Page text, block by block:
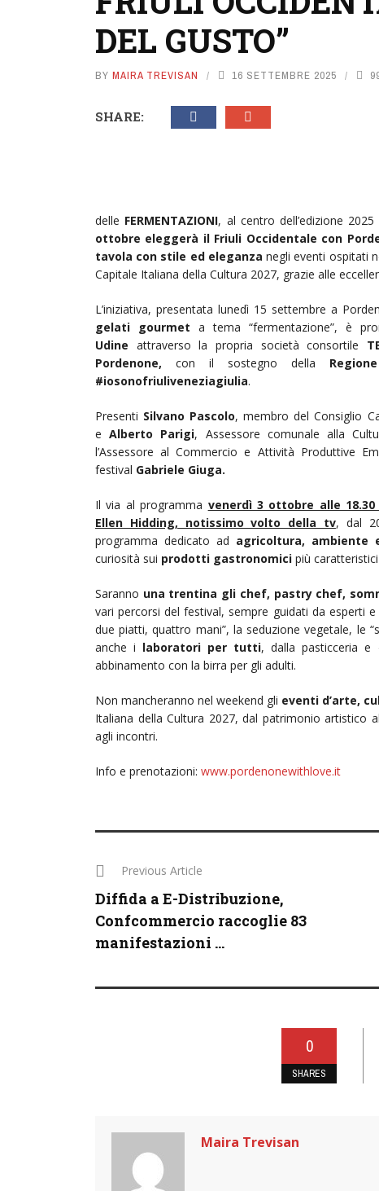
DEL GUSTO”
BY MAIRA TREVISAN 16 SETTEMBRE 2025
SHARE:
delle FERMENTAZIONI, al centro dell’edizione 2025
ottobre eleggerà il Friuli Occidentale con
tavola con stile ed eleganza negli eventi ospitati
Capitale Italiana della Cultura 2027, grazie alle
L’iniziativa, presentata lunedì 15 settembre a
gelati gourmet a tema “fermentazione”, è
Udine attraverso la propria società consortile
Pordenone,con il sostegno della
#iosonofriuliveneziagiulia.
Presenti Silvano Pascolo, membro del Consiglio
eAlberto Parigi, Assessore comunale alla
l’Assessore al Commercio e Attività Produttive
festival Gabriele Giuga.
Il via al programma venerdì 3 ottobre alle 18.30
Ellen Hidding, notissimo volto della tv, dal
programma dedicato ad agricoltura, ambiente
curiosità sui prodotti gastronomici più
Saranno una trentina gli chef, pastry chef,
vari percorsi del festival, sempre guidati da esperti
due piatti, quattro mani”, la seduzione vegetale, le
anche i laboratori per tutti, dalla pasticceria e
abbinamento con la birra per gli adulti.
Non mancheranno nel weekend gli eventi d’arte,
Italiana della Cultura 2027, dal patrimonio artistico
agli incontri.
Info e prenotazioni: www.pordenonewithlove.it
Previous Article
Diffida a E-Distribuzione,
Confcommercio raccoglie 83
manifestazioni ...
0
SHARES
Maira Trevisan